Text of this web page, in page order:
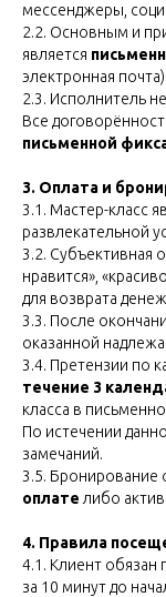
мессенджеры,
2.2. Основным и
является
электронная почта).
2.3. Исполнитель
Все
письменной
3. Оплата и
3.1. Мастер-класс
развлекательной
3.2. Субъективная
нравится»,
для возврата
3.3. После
оказанной
3.4. Претензии по
течение 3
класса в
По истечении
замечаний.
3.5. Бронирование
оплате либо
4. Правила
4.1. Клиент обязан
за 10 минут до